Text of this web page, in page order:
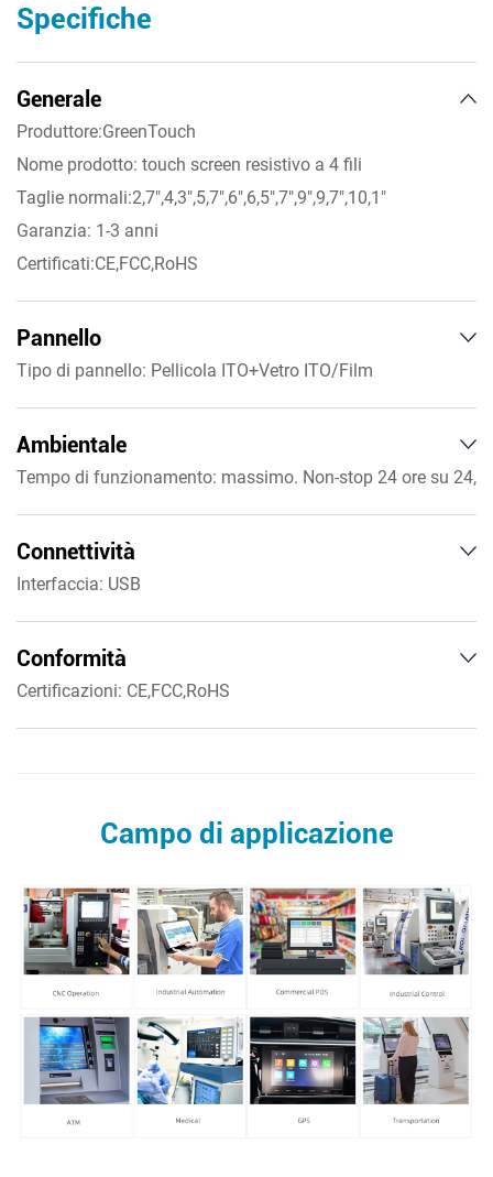
Specifiche
Generale
Produttore:GreenTouch
Nome prodotto: touch screen resistivo a 4 fili
Taglie normali:2,7",4,3",5,7",6",6,5",7",9",9,7",10,1"
Garanzia: 1-3 anni
Certificati:CE,FCC,RoHS
Pannello
Tipo di pannello: Pellicola ITO+Vetro ITO/Film
ITO+Pellicola ITO
Durezza superficiale: ≥3H
Dimensione diagonale: da 2,7 a 10,1 pollici
Sistema di supporto touch: Windows, Android, Linux
Ambientale
Tempo di funzionamento: massimo. Non-stop 24 ore su 24,
7 giorni su 7
Temperatura operativa: da –10°C a 50°C
Temperatura di conservazione: da -20°C a 60°C
Connettività
Interfaccia: USB
Conformità
Certificazioni: CE,FCC,RoHS
Campo di applicazione